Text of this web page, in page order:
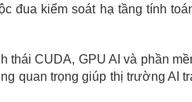
đua kiểm soát hạ tầng tính
thái CUDA, GPU AI và phần
quan trọng giúp thị trường AI